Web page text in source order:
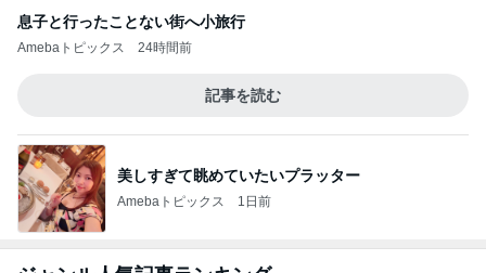
息子と行ったことない街へ小旅行
Amebaトピックス 24時間前
記事を読む
美しすぎて眺めていたいプラッター
Amebaトピックス 1日前